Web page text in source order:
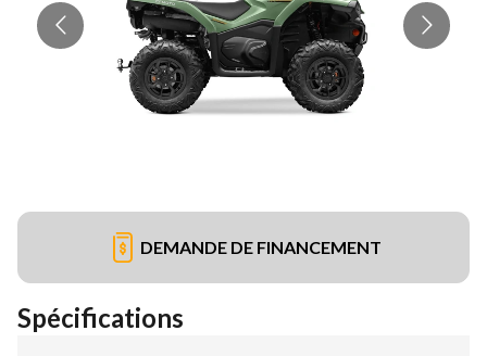
DEMANDE DE FINANCEMENT
Spécifications